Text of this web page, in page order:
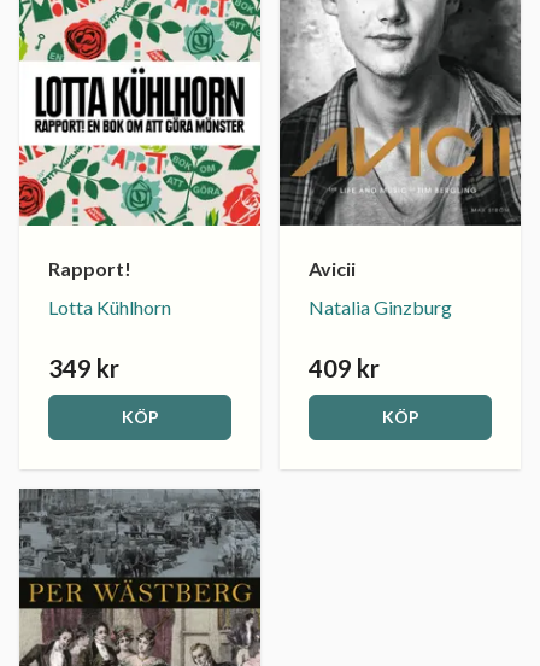
Rapport!
Lotta Kühlhorn
349 kr
KÖP
Avicii
Natalia Ginzburg
409 kr
KÖP